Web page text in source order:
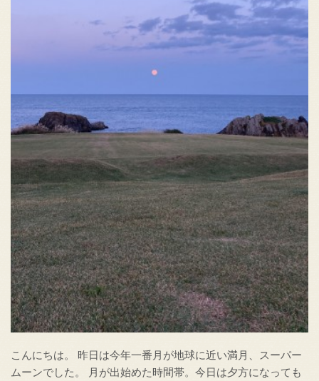
こんにちは。 昨日は今年一番月が地球に近い満月、スーパー
ムーンでした。 月が出始めた時間帯。今日は夕方になっても